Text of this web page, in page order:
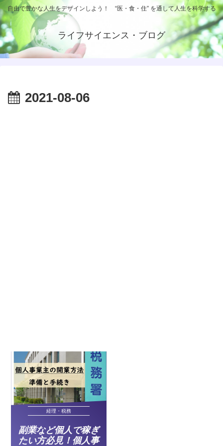
自由で豊かな人生をデザインしよう！ “医・食・住” を通して人生を科学する
ライフサイエンス・ブログ
2021-08-06
経理・税務
副業など個人で稼ぎ
たい方必見！個人事